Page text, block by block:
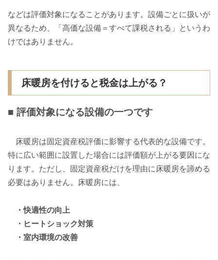
などは評価対象になることがあります。設備ごとに扱いが
異なるため、「高価な設備＝すべて課税される」というわ
けではありません。
床暖房を付けると税金は上がる？
■ 評価対象になる設備の一つです
床暖房は固定資産税評価に影響する代表的な設備です。
特に広い範囲に設置した場合には評価額が上がる要因にな
ります。ただし、固定資産税だけを理由に床暖房を諦める
必要はありません。床暖房には、
・快適性の向上
・ヒートショック対策
・室内環境の改善